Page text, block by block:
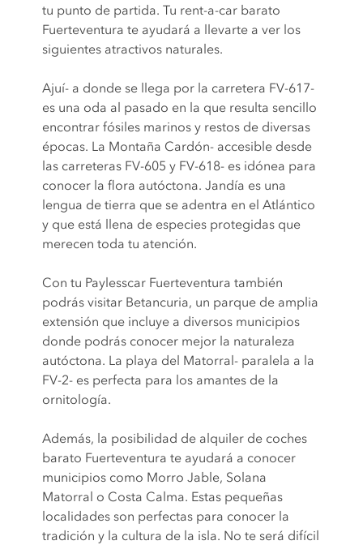
tu punto de partida. Tu rent-a-car barato
Fuerteventura te ayudará a llevarte a ver los
siguientes atractivos naturales.
Ajuí- a donde se llega por la carretera FV-617-
es una oda al pasado en la que resulta sencillo
encontrar fósiles marinos y restos de diversas
épocas. La Montaña Cardón- accesible desde
las carreteras FV-605 y FV-618- es idónea para
conocer la flora autóctona. Jandía es una
lengua de tierra que se adentra en el Atlántico
y que está llena de especies protegidas que
merecen toda tu atención.
Con tu Paylesscar Fuerteventura también
podrás visitar Betancuria, un parque de amplia
extensión que incluye a diversos municipios
donde podrás conocer mejor la naturaleza
autóctona. La playa del Matorral- paralela a la
FV-2- es perfecta para los amantes de la
ornitología.
Además, la posibilidad de alquiler de coches
barato Fuerteventura te ayudará a conocer
municipios como Morro Jable, Solana
Matorral o Costa Calma. Estas pequeñas
localidades son perfectas para conocer la
tradición y la cultura de la isla. No te será difícil